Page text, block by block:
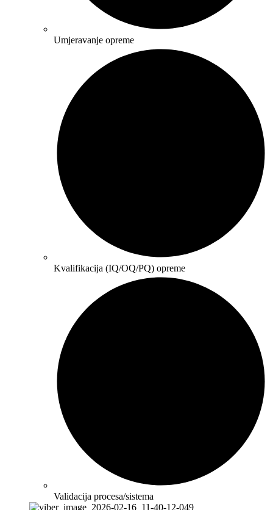
Umjeravanje opreme
Kvalifikacija (IQ/OQ/PQ) opreme
Validacija procesa/sistema